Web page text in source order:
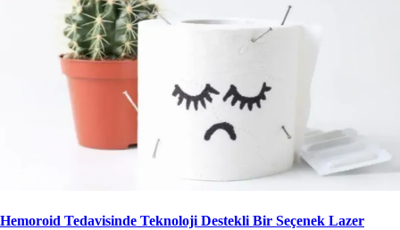
Hemoroid Tedavisinde Teknoloji Destekli Bir Seçenek Lazer